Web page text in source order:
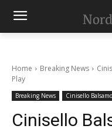
Home Breaking News
Play
Breaking News Cinisello Balsamo
Cinisello